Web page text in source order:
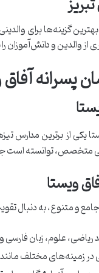
بهترین گزینه‌ها برای
از والدین و
پسرانه
یکی از برترین مدارس
متخصص، توانسته است
جامع و متنوع، به
ریاضی، علوم، زبان
در زمینه‌های مختلف